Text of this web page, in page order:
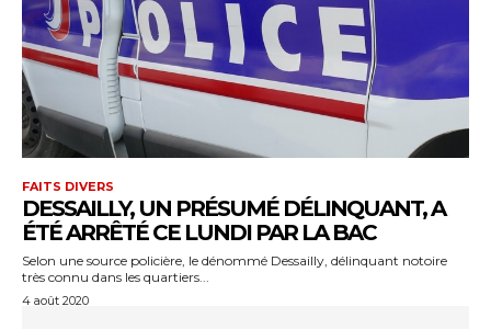
FAITS DIVERS
DESSAILLY, UN PRÉSUMÉ DÉLINQUANT, A
ÉTÉ ARRÊTÉ CE LUNDI PAR LA BAC
Selon une source policière, le dénommé Dessailly, délinquant notoire
très connu dans les quartiers...
4 août 2020